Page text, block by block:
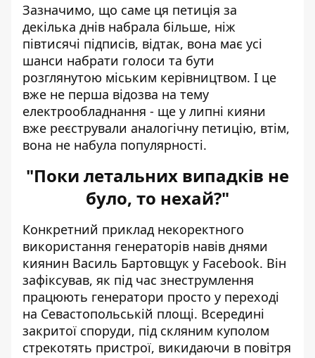
Зазначимо, що саме ця петиція за
декілька днів набрала більше, ніж
півтисячі підписів, відтак, вона має усі
шанси набрати голоси та бути
розглянутою міським керівництвом. І це
вже не перша відозва на тему
електрообладнання - ще у липні кияни
вже реєстрували аналогічну петицію, втім,
вона не набула популярності.
"Поки летальних випадків не
було, то нехай?"
Конкретний приклад некоректного
використання генераторів навів днями
киянин Василь Бартовщук у Facebook. Він
зафіксував, як під час знеструмлення
працюють генератори просто у переході
на Севастопольській площі. Всередині
закритої споруди, під скляним куполом
стрекотять пристрої, викидаючи в повітря